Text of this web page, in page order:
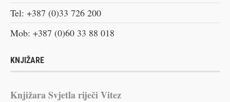
Tel: +387 (0)33 726 200
Mob: +387 (0)60 33 88 018
KNJIŽARE
Knjižara Svjetla riječi Vitez